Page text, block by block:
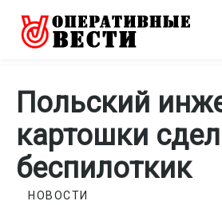
Польский
картошки
беспилоткик
НОВОСТИ